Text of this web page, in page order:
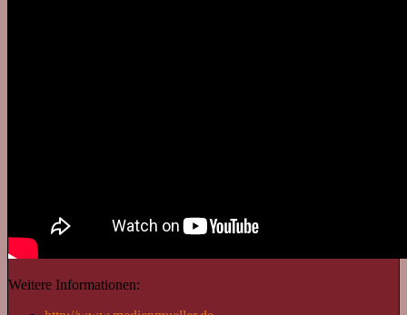
Weitere Informationen: